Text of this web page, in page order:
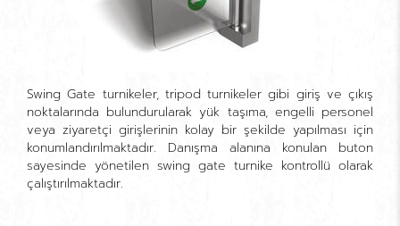
Swing Gate turnikeler, tripod turnikeler gibi giriş ve çıkış
noktalarında bulundurularak yük taşıma, engelli personel
veya ziyaretçi girişlerinin kolay bir şekilde yapılması için
konumlandırılmaktadır. Danışma alanına konulan buton
sayesinde yönetilen swing gate turnike kontrollü olarak
çalıştırılmaktadır.